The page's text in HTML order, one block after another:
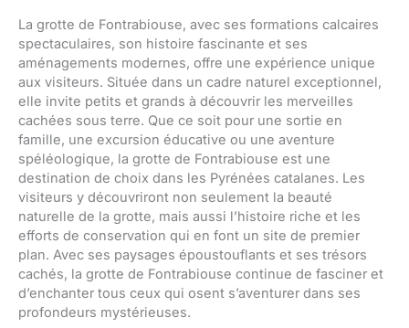
La grotte de Fontrabiouse, avec ses formations calcaires
spectaculaires, son histoire fascinante et ses
aménagements modernes, offre une expérience unique
aux visiteurs. Située dans un cadre naturel exceptionnel,
elle invite petits et grands à découvrir les merveilles
cachées sous terre. Que ce soit pour une sortie en
famille, une excursion éducative ou une aventure
spéléologique, la grotte de Fontrabiouse est une
destination de choix dans les Pyrénées catalanes. Les
visiteurs y découvriront non seulement la beauté
naturelle de la grotte, mais aussi l’histoire riche et les
efforts de conservation qui en font un site de premier
plan. Avec ses paysages époustouflants et ses trésors
cachés, la grotte de Fontrabiouse continue de fasciner et
d’enchanter tous ceux qui osent s’aventurer dans ses
profondeurs mystérieuses.